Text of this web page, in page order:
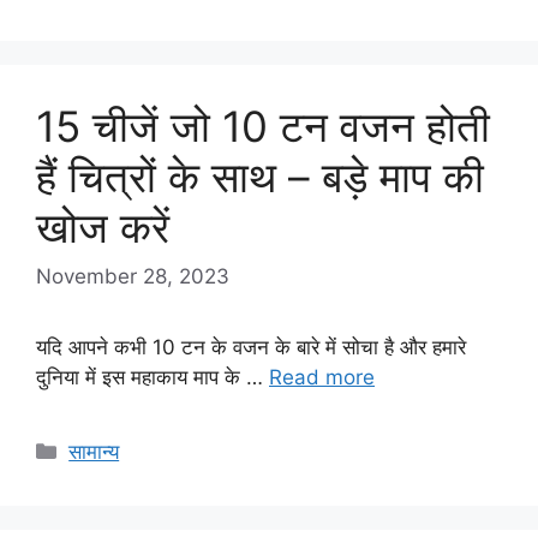
15 चीजें जो 10 टन वजन होती
हैं चित्रों के साथ – बड़े माप की
खोज करें
November 28, 2023
यदि आपने कभी 10 टन के वजन के बारे में सोचा है और हमारे
दुनिया में इस महाकाय माप के … Read more
Categories
सामान्य